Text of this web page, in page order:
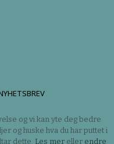
og vi kan yte deg bedre
og huske hva du har puttet i
dette. Les mer eller endre